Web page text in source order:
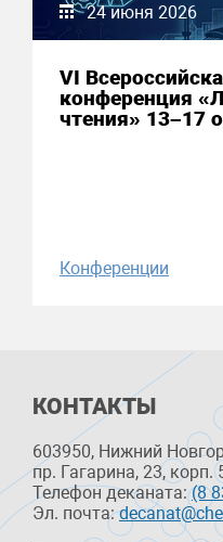
24 июня 2026
VI
конференция
чтения» 13–17
Конференции
КОНТАКТЫ
603950, Нижний
пр. Гагарина, 23, корп.
Телефон деканата:(8
Эл. почта: